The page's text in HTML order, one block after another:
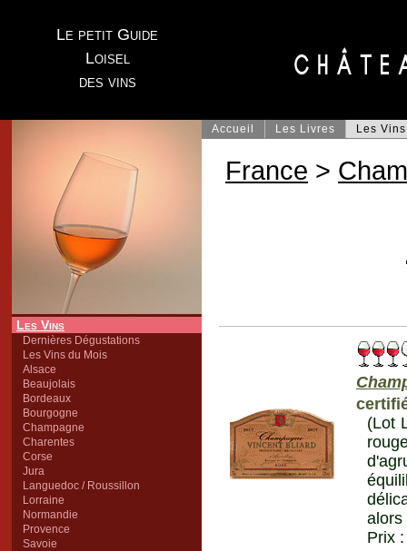
Le petit Guide
Loisel
des vins
Les Vins
Dernières Dégustations
Les Vins du Mois
Alsace
Beaujolais
Bordeaux
Bourgogne
Champagne
Charentes
Corse
Jura
Languedoc / Roussillon
Lorraine
Normandie
Provence
Savoie
Accueil Les Livres Les Vins
France >
(Lot
alors
Prix